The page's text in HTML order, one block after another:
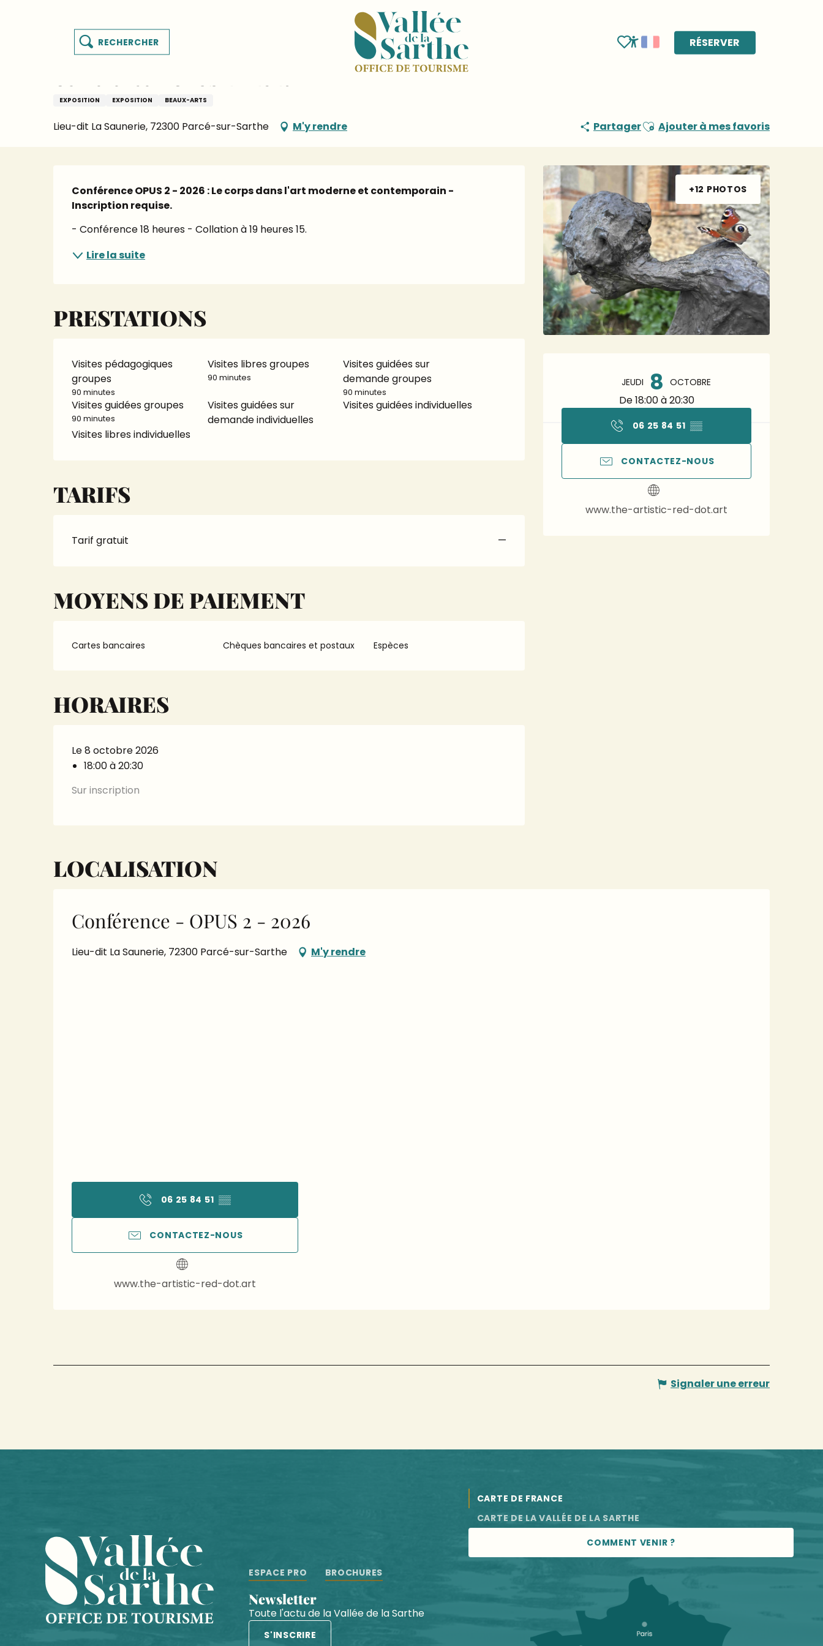
Accessibilité
Voir les favoris
Recherche RÉSERVER
Conférence - OPUS 2 - 2026
Jeudi 8 octobre de 18:00 à 20:30
EXPOSITION EXPOSITION BEAUX-ARTS
Lieu-dit La Saunerie, 72300 Parcé-sur-Sarthe M'y rendre PartagerAjouter aux favoris
Ajouter à mes favoris
+12 PHOTOS
Ouverture et
JEUDI 8 OCTOBRE
De 18:00 à 20:30
06 25 84 51 ▒▒
CONTACTEZ-NOUS
www.the-artistic-red-dot.art
Description
Conférence OPUS 2 - 2026 : Le corps dans l'art moderne et contemporain -
Inscription requise.
- Conférence 18 heures - Collation à 19 heures 15.
Lire la suite
PRESTATIONS
Visites pédagogiques
groupes
90 minutes
Visites libres groupes
90 minutes
Visites guidées sur
demande groupes
90 minutes
Visites guidées groupes
90 minutes
Visites guidées sur
demande individuelles
Visites guidées individuelles
Visites libres individuelles
TARIFS
Tarif gratuit —
MOYENS DE PAIEMENT
Cartes bancaires Chèques bancaires et postaux Espèces
HORAIRES
Le 8 octobre 2026
18:00 à 20:30
Sur inscription
LOCALISATION
Conférence - OPUS 2 - 2026
Lieu-dit La Saunerie, 72300 Parcé-sur-Sarthe M'y rendre
06 25 84 51 ▒▒
CONTACTEZ-NOUS
www.the-artistic-red-dot.art
Signaler une erreur
ESPACE PRO BROCHURES
Newsletter
Toute l'actu de la Vallée de la Sarthe
S'INSCRIRE
CARTE DE FRANCE
CARTE DE LA VALLÉE DE LA SARTHE
COMMENT VENIR ?